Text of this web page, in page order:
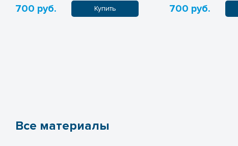
700 руб. Купить 700 руб.
Все материалы